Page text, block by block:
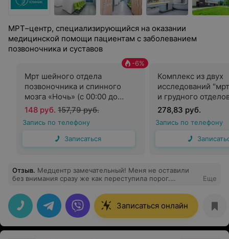
МРТ–центр, специализирующийся на оказании
медицинской помощи пациентам с заболеванием
позвоночника и суставов
Мрт шейного отдела
позвоночника и спинного
мозга «Ночь» (с 00:00 до
07:00)
-6%
148 руб. 157,79 руб.
Запись по телефону
Записаться
Комплекс из двух
исследований
и грудного
позвоночника"
00:00 до 07:00)
278,83 руб.
Запись по телефону
Отзыв. Медцентр замечательный! Меня не оставили
без внимания сразу же как переступила порог.
Очередей и времени ожидания не было. Все как по
часам. Врач понравилась, внимательная, приятная,
расположила к себе. Я осталась очень довольна.
Спасибо за участие и доброжелательность! При
случае, теперь только к Вам!
Еще
Записаться онлайн